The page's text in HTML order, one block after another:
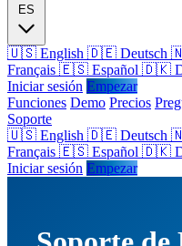
ES
🇺🇸 English 🇩🇪 Deutsch
Français 🇪🇸 Español 🇩🇰
Iniciar sesión Empezar
Funciones Demo Precios
Soporte
🇺🇸 English 🇩🇪 Deutsch
Français 🇪🇸 Español 🇩🇰
Iniciar sesión Empezar